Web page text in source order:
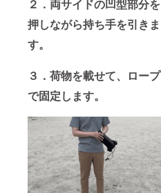
２．両サイドの凹型部分を
押しながら持ち手を引きま
す。
３．荷物を載せて、ロープ
で固定します。